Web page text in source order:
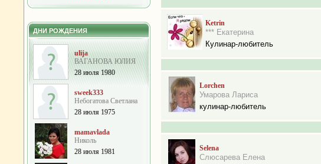
ДНИ РОЖДЕНИЯ
ulija
ВАГАНОВА ЮЛИЯ
28 июля 1980
sweek333
Небогатова Cветлана
28 июля 1975
mamavlada
Николь
28 июля 1981
Ketrin
*** Екатерина
Кулинар-любитель
Lorchen
Умарова Лариса
кулинар-любитель
Selena
Слюсарева Елена